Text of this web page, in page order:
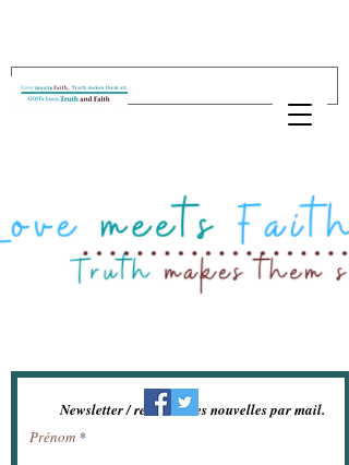
Newsletter / recevoir les nouvelles par mail.
Prénom